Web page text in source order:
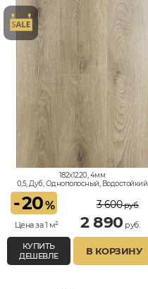
182x1220, 4мм
0,5, Дуб, Однополосный, Водостойкий
-20%
Цена за 1 м²
3 600руб.
2 890 руб.
КУПИТЬ
ДЕШЕВЛЕ
В КОРЗИНУ